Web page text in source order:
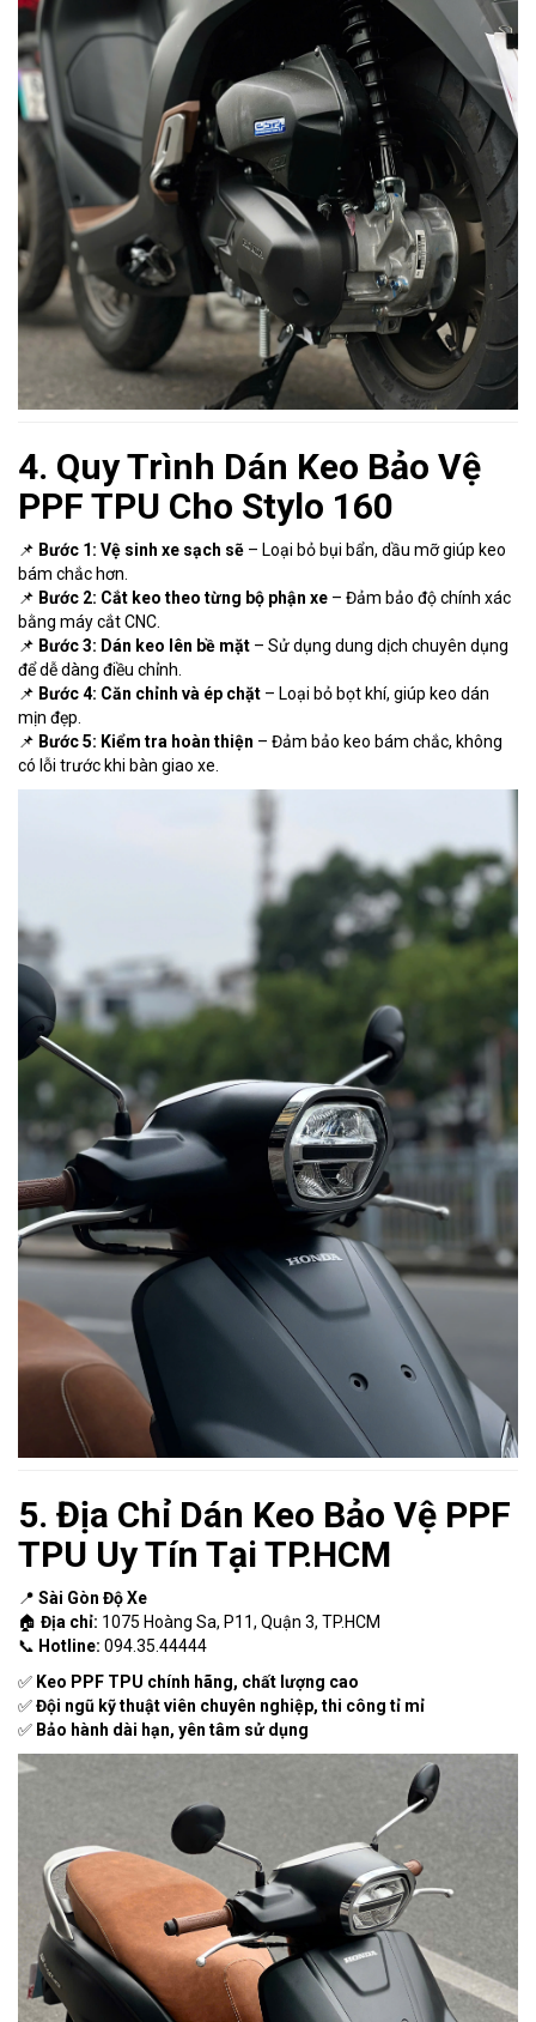
4. Quy Trình Dán Keo Bảo Vệ
PPF TPU Cho Stylo 160
📌 Bước 1: Vệ sinh xe sạch sẽ – Loại bỏ bụi bẩn, dầu mỡ giúp keo
bám chắc hơn.
📌 Bước 2: Cắt keo theo từng bộ phận xe – Đảm bảo độ chính xác
bằng máy cắt CNC.
📌 Bước 3: Dán keo lên bề mặt – Sử dụng dung dịch chuyên dụng
để dễ dàng điều chỉnh.
📌 Bước 4: Căn chỉnh và ép chặt – Loại bỏ bọt khí, giúp keo dán
mịn đẹp.
📌 Bước 5: Kiểm tra hoàn thiện – Đảm bảo keo bám chắc, không
có lỗi trước khi bàn giao xe.
5. Địa Chỉ Dán Keo Bảo Vệ PPF
TPU Uy Tín Tại TP.HCM
📍 Sài Gòn Độ Xe
🏠 Địa chỉ: 1075 Hoàng Sa, P11, Quận 3, TP.HCM
📞 Hotline: 094.35.44444
✅ Keo PPF TPU chính hãng, chất lượng cao
✅Đội ngũ kỹ thuật viên chuyên nghiệp, thi công tỉ mỉ
✅ Bảo hành dài hạn, yên tâm sử dụng